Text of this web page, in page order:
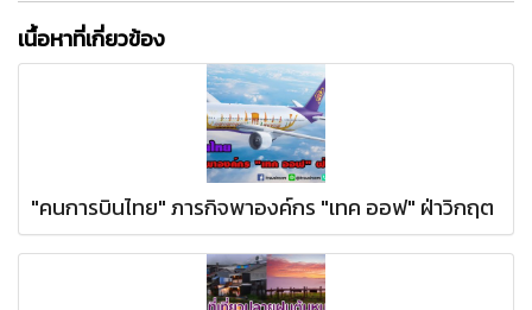
เนื้อหาที่เกี่ยวข้อง
"คนการบินไทย" ภารกิจพาองค์กร "เทค ออฟ" ฝ่าวิกฤต